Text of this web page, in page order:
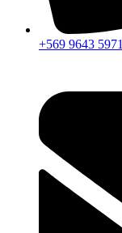
+569 9643 5971